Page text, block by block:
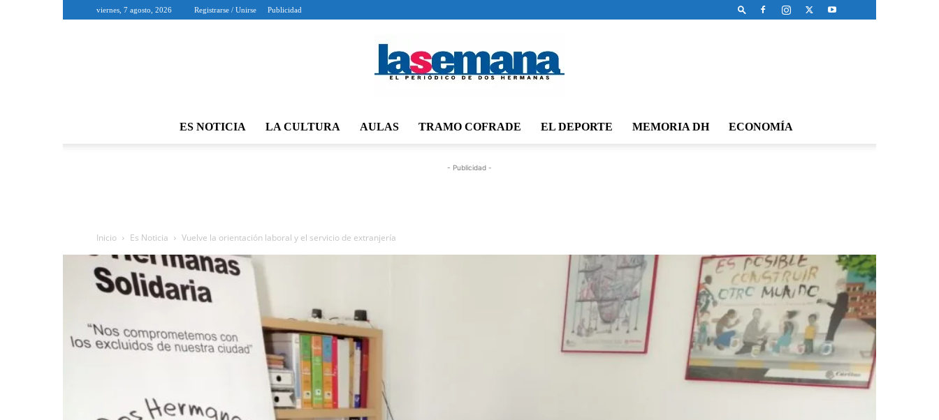
viernes, 7 agosto, 2026 Registrarse / Unirse Publicidad
ES NOTICIA LA CULTURA AULAS TRAMO COFRADE EL DEPORTE MEMORIA DH ECONOMÍA
- Publicidad -
Inicio Es Noticia Vuelve la orientación laboral y el servicio de extranjería